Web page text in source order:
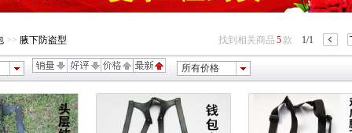
>> 腋下防盗型 1/1
找到相关商品 5款
所有价格